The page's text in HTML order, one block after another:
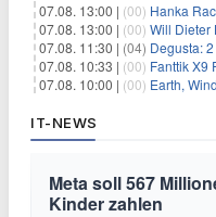
07.08. 13:00 | (00) Hanka
07.08. 13:00 | (00) Will Dieter
07.08. 11:30 | (04) Degusta: 2
07.08. 10:33 | (00) Fanttik X9
07.08. 10:00 | (00) Earth, Wind Fire
IT-NEWS
Meta soll 567
Kinder zahlen